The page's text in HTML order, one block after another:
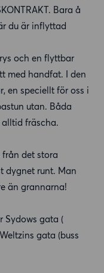
Bara å
du är inflyttad
och en flyttbar
med handfat. I den
en speciellt för oss i
utan. Båda
fräscha.
det stora
dygnet runt. Man
än grannarna!
Sydows gata (
gata (buss